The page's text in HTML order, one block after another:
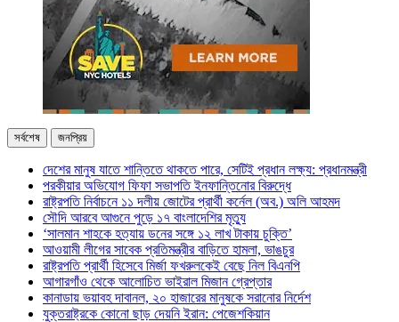
সর্বশেষ জনপ্রিয়
দেশের মানুষ যাতে শান্তিতে থাকতে পারে, সেটিই প্রধান লক্ষ্য: প্রধানমন্ত্রী
পরকীয়ার অভিযোগ ফিফা সভাপতি ইনফান্তিনোর বিরুদ্ধে
রাষ্ট্রপতি নির্বাচনে ১১ দলীয় জোটের প্রার্থী কর্নেল (অব.) অলি আহমদ
সৌদি আরবে আগুনে পুড়ে ১৭ বাংলাদেশির মৃত্যু
‘সালমান শাহকে হত্যায় ডনের সঙ্গে ১২ লাখ টাকায় চুক্তি’
আওয়ামী লীগের সাবেক প্রতিমন্ত্রীর বাড়িতে হামলা, ভাঙচুর
রাষ্ট্রপতি প্রার্থী হিসেবে মির্জা ফখরুলকেই বেছে নিল বিএনপি
আগারগাঁও থেকে আলোচিত ভাইরাল মিজান গ্রেপ্তার
কানাডায় ভয়াবহ দাবানল, ২০ হাজারের মানুষকে সরানোর নির্দেশ
যুক্তরাষ্ট্রকে কোনো ছাড় দেয়নি ইরান: পেজেশকিয়ান